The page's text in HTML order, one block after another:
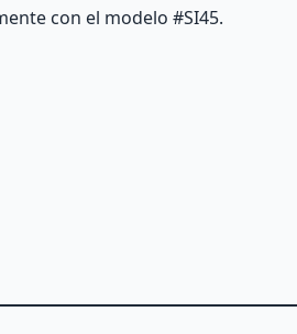
con el modelo #SI45.